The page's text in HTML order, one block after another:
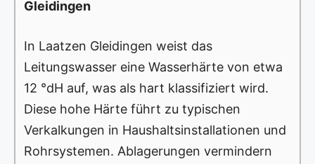
Gleidingen
In Laatzen Gleidingen weist das
Leitungswasser eine Wasserhärte von etwa
12 °dH auf, was als hart klassifiziert wird.
Diese hohe Härte führt zu typischen
Verkalkungen in Haushaltsinstallationen und
Rohrsystemen. Ablagerungen vermindern